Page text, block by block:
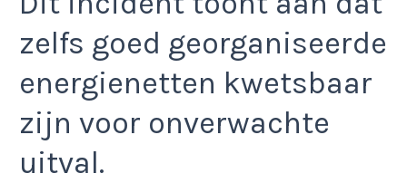
zelfs goed georganiseerde
energienetten kwetsbaar
zijn voor onverwachte
uitval.